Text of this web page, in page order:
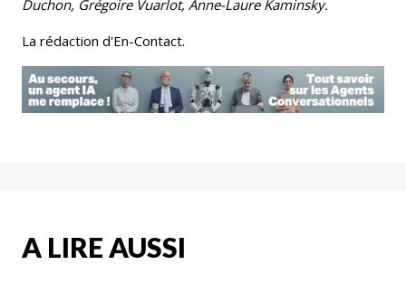
Duchon, Grégoire Vuarlot, Anne-Laure Kaminsky.
La rédaction d'En-Contact.
A LIRE AUSSI